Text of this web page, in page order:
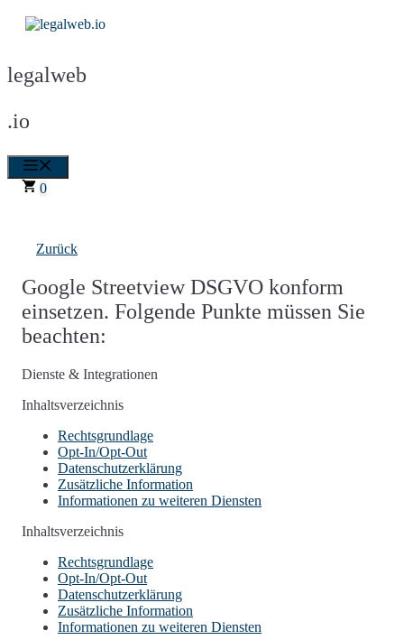
Zum
Inhalt
legalweb
.io
0
Zurück
Google Streetview DSGVO konform
einsetzen. Folgende Punkte müssen Sie
beachten:
Dienste & Integrationen
Inhaltsverzeichnis
Rechtsgrundlage
Opt-In/Opt-Out
Datenschutzerklärung
Zusätzliche Information
Informationen zu weiteren Diensten
Inhaltsverzeichnis
Rechtsgrundlage
Opt-In/Opt-Out
Datenschutzerklärung
Zusätzliche Information
Informationen zu weiteren Diensten